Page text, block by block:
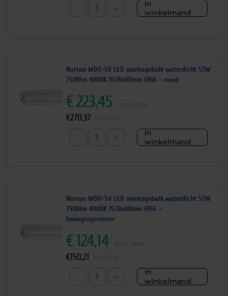
In
winkelmand
Norton WDO-SV LED montagebalk waterdicht 57W
7500lm 4000K 1578x101mm IP66 – nood
In
winkelmand
€223,45
€270,37
Norton WDO-SV LED montagebalk waterdicht 57W
7500lm 4000K 1578x101mm IP66 –
bewegingssensor
In
winkelmand
€124,14
€150,21